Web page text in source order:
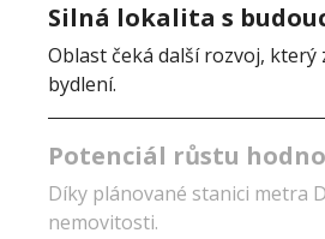
Silná lokalita s
Oblast čeká další rozvoj,
bydlení.
Potenciál růstu
Díky plánované stanici metra
nemovitosti.